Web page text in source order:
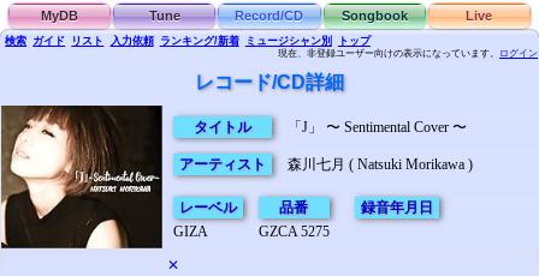
MyDB Tune Record/CD Songbook Live
検索 ガイド リスト 入力依頼 ランキング/新着 ミュージシャン別 トップ
現在、非登録ユーザー向けの表示になっています。 ログイン
レコード/CD詳細
タイトル 「J」 〜 Sentimental Cover 〜
アーティスト 森川七月 ( Natsuki Morikawa )
レーベル
GIZA
品番
GZCA 5275
録音年月日
✕